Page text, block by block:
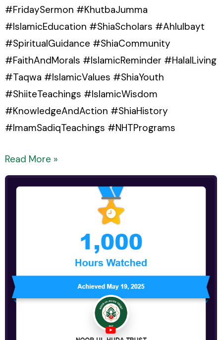
#FridaySermon #KhutbaJumma
#IslamicEducation #ShiaScholars #Ahlulbayt
#SpiritualGuidance #ShiaCommunity
#FaithAndMorals #IslamicReminder #HalalLiving
#Taqwa #IslamicValues #ShiaYouth
#ShiiteTeachings #IslamicWisdom
#KnowledgeAndAction #ShiaHistory
#ImamSadiqTeachings #NHTPrograms
Read More »
1,000
hours